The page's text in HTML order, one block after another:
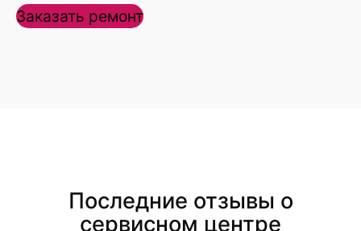
Заказать ремонт
Последние отзывы о
сервисном центре